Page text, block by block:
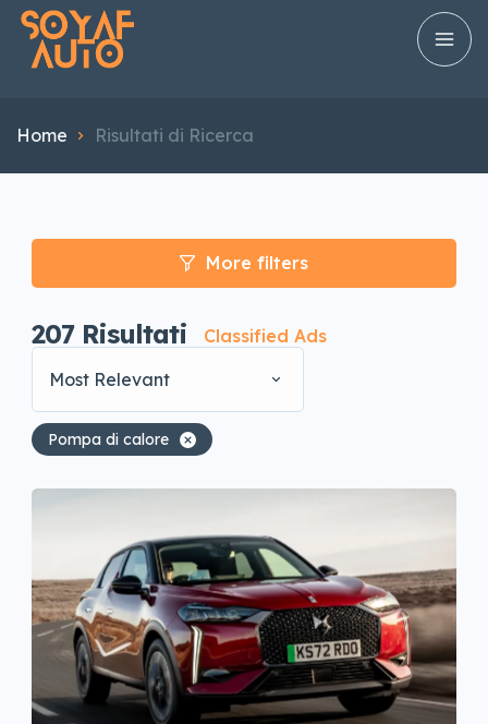
Home Risultati di Ricerca
More filters
207 Risultati
Classified Ads
Most Relevant
Pompa di calore